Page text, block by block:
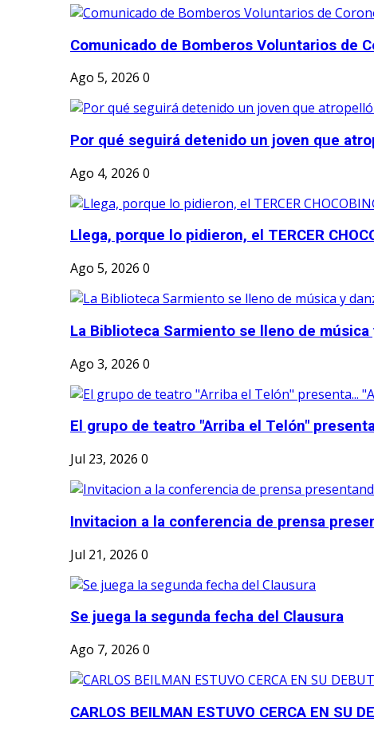
Comunicado de Bomberos Voluntarios de
Ago 5, 2026 0
Por qué seguirá detenido un joven que
Ago 4, 2026 0
Llega, porque lo pidieron, el TERCER
Ago 5, 2026 0
La Biblioteca Sarmiento se lleno de música
Ago 3, 2026 0
El grupo de teatro "Arriba el Telón"
Jul 23, 2026 0
Invitacion a la conferencia de prensa
Jul 21, 2026 0
Se juega la segunda fecha del Clausura
Ago 7, 2026 0
CARLOS BEILMAN ESTUVO CERCA EN SU